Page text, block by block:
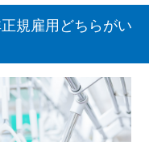
規雇用どちらがい